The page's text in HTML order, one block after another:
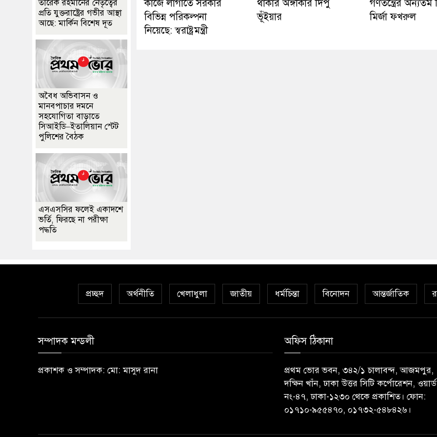
কাজে লাগাতে সরকার
বিভিন্ন পরিকল্পনা
নিয়েছে: স্বরাষ্ট্রমন্ত্রী
থাকার অঙ্গীকার দিপু
ভূঁইয়ার
গণতন্ত্রের অন্যতম
মির্জা ফখরুল
তারেক রহমানের নেতৃত্বের
প্রতি যুক্তরাষ্ট্রের গভীর আস্থা
আছে: মার্কিন বিশেষ দূত
অবৈধ অভিবাসন ও
মানবপাচার দমনে
সহযোগিতা বাড়াতে
সিআইডি–ইতালিয়ান স্টেট
পুলিশের বৈঠক
এসএসসির ফলেই একাদশে
ভর্তি, ফিরছে না পরীক্ষা
পদ্ধতি
প্রচ্ছদ অর্থনীতি খেলাধুলা জাতীয় ধর্মচিন্তা বিনোদন আন্তর্জাতিক
সম্পাদক মন্ডলী
প্রকাশক ও সম্পাদক: মো: মাসুদ রানা
অফিস ঠিকানা
প্রথম ভোর ভবন, ৩৪২/১ চালাবন্দ, আজমপুর,
দক্ষিন খাঁন, ঢাকা উত্তর সিটি কর্পোরেশন, ওয়ার্ড
নং-৪৭, ঢাকা-১২৩০ থেকে প্রকাশিত। ফোন:
০১৭১০-৯৫৫৪৭০, ০১৭৩২-৫৪৮৪২৬।